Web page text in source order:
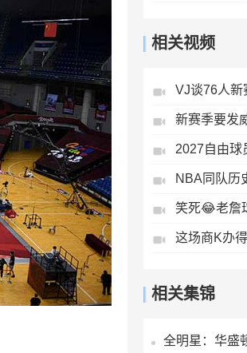
相关视频
这场商K办
相关集锦